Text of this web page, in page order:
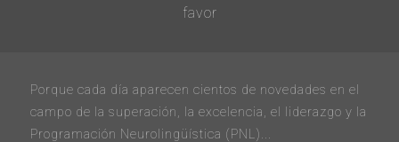
favor
Porque cada día aparecen cientos de novedades en el
campo de la superación, la excelencia, el liderazgo y la
Programación Neurolingüística (PNL)...